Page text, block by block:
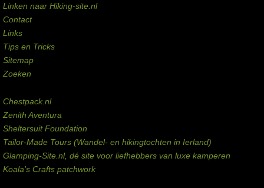
Linken naar Hiking-site.nl
Contact
Links
Tips en Tricks
Sitemap
Zoeken
Chestpack.nl
Zenith Aventura
Sheltersuit Foundation
Tailor-Made Tours (Wandel- en hikingtochten in Ierland)
Glamping-Site.nl, dé site voor liefhebbers van luxe kamperen
Koala's Crafts patchwork